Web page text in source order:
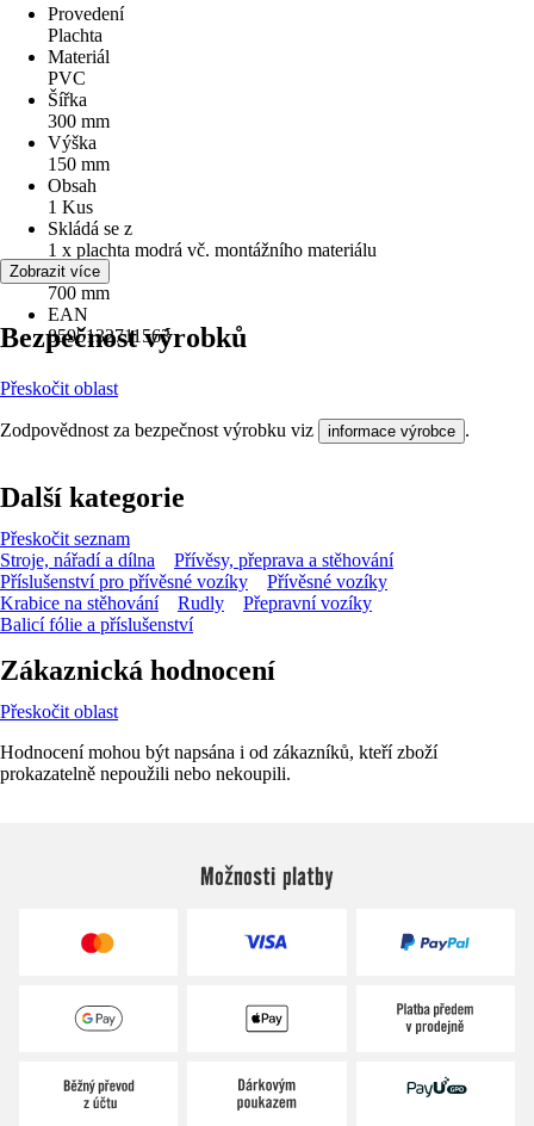
Provedení
Plachta
Materiál
PVC
Šířka
300 mm
Výška
150 mm
Obsah
1 Kus
Skládá se z
1 x plachta modrá vč. montážního materiálu
Délka
700 mm
EAN
8595132711563
Zobrazit více
Bezpečnost výrobků
Přeskočit oblast
Zodpovědnost za bezpečnost výrobku viz informace výrobce .
Další kategorie
Přeskočit seznam
Stroje, nářadí a dílna
Přívěsy, přeprava a stěhování
Příslušenství pro přívěsné vozíky
Přívěsné vozíky
Krabice na stěhování
Rudly
Přepravní vozíky
Balicí fólie a příslušenství
Zákaznická hodnocení
Přeskočit oblast
Hodnocení mohou být napsána i od zákazníků, kteří zboží
prokazatelně nepoužili nebo nekoupili.
Možnosti platby